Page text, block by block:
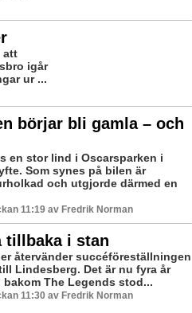
att
igår
ur ...
börjar bli gamla – och
en stor lind i Oscarsparken i
Som synes på bilen är
och utgjorde därmed en
11:19 av Fredrik Norman
tillbaka i stan
återvänder succéföreställningen
Lindesberg. Det är nu fyra år
The Legends stod...
11:30 av Fredrik Norman